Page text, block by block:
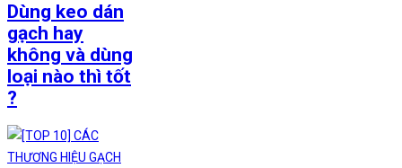
Dùng keo dán
gạch hay
không và dùng
loại nào thì tốt
?